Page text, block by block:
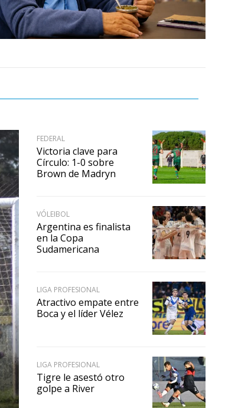
FEDERAL
Victoria clave para
Círculo: 1-0 sobre
Brown de Madryn
VÓLEIBOL
Argentina es finalista
en la Copa
Sudamericana
LIGA PROFESIONAL
Atractivo empate entre
Boca y el líder Vélez
LIGA PROFESIONAL
Tigre le asestó otro
golpe a River